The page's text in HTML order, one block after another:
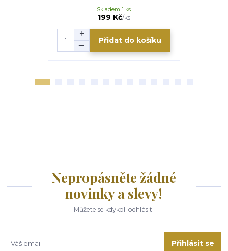
199 Kč/ks
Skladem 1 ks
Přidat do košíku
Nepropásněte žádné
novinky a slevy!
Můžete se kdykoli odhlásit.
Přihlásit se